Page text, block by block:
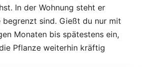
In der Wohnung steht er
sind. Gießt du nur mit
Monaten bis spätestens ein,
Pflanze weiterhin kräftig